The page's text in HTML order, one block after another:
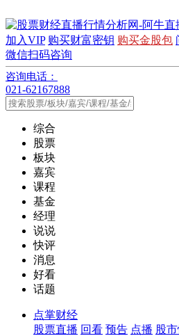
加入VIP 购买财富密钥 购买金股包
微信扫码咨询
咨询电话：
021-62167888
综合
股票
板块
嘉宾
课程
基金
经理
说说
快评
消息
好看
话题
点掌财经
股票直播 回看 预告 点播 股